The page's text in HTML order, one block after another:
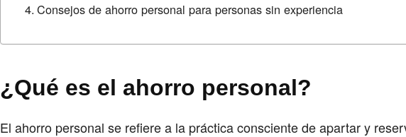
Consejos de ahorro personal para personas sin experiencia
¿Qué es el ahorro personal?
El ahorro personal se refiere a la práctica consciente de apartar y